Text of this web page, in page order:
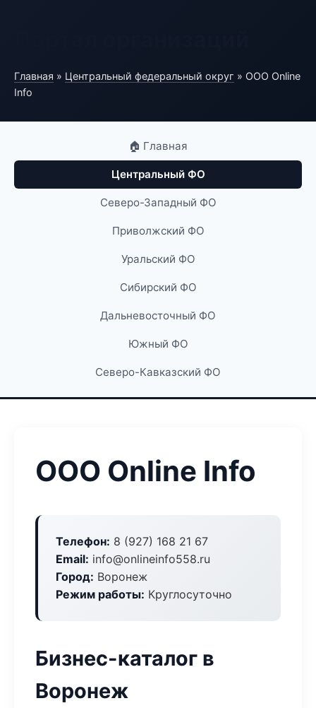
Главная » Центральный федеральный округ » ООО Online
Info
🏠 Главная
Центральный ФО
Северо-Западный ФО
Приволжский ФО
Уральский ФО
Сибирский ФО
Дальневосточный ФО
Южный ФО
Северо-Кавказский ФО
ООО Online Info
Телефон: 8 (927) 168 21 67
Email: info@onlineinfo558.ru
Город: Воронеж
Режим работы: Круглосуточно
Бизнес-каталог в
Воронеж